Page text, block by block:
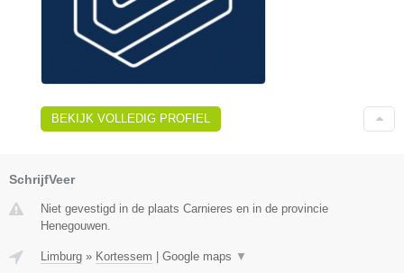
BEKIJK VOLLEDIG PROFIEL
SchrijfVeer
Niet gevestigd in de plaats Carnieres en in de provincie
Henegouwen.
Limburg » Kortessem Google maps ▼